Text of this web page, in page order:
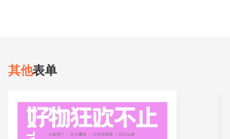
其他表单